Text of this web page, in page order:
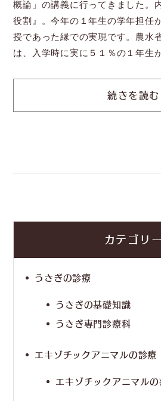
概論」の講義に行ってきました。
役割』。今年の１年生の学年担任
授であった縁での実現です。農水
は、入学時に実に５１％の１年生
続きを読む
カテゴリー
うさぎの診療
うさぎの基礎知識
うさぎ専門診療科
エキゾチックアニマルの診療
エキゾチックアニマルの